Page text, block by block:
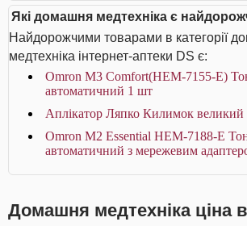
Які домашня медтехніка є
Найдорожчими товарами в категорії
медтехніка інтернет-аптеки DS є:
Omron M3 Comfort(HEM-7155-Е)
автоматичний 1 шт
Аплікатор Ляпко Килимок
Omron M2 Essential HEM-7188-E
автоматичний з мережевим
Домашня медтехніка ціна